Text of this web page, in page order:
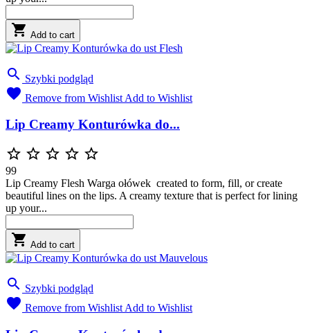
 Add to cart
 Szybki podgląd
 Remove from Wishlist Add to Wishlist
Lip Creamy Konturówka do...
    
99
Lip Creamy Flesh Warga ołówek created to form, fill, or create
beautiful lines on the lips. A creamy texture that is perfect for lining
up your...
 Add to cart
 Szybki podgląd
 Remove from Wishlist Add to Wishlist